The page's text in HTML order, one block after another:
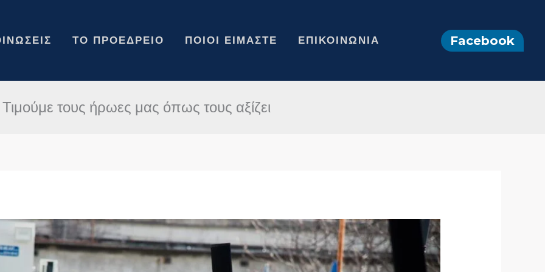
ΤΟ ΠΡΟΕΔΡΕΊΟ ΠΟΙΟΙ ΕΊΜΑΣΤΕ ΕΠΙΚΟΙΝΩΝΊΑ Facebook
Τιμούμε τους ήρωες μας όπως τους αξίζει